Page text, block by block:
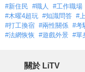
#新住民 #職人 #工作職場
#木曜4超玩 #知識問答 #
#打工換宿 #兩性關係 #考
#法網恢恢 #遊戲外景 #單
關於 LiTV